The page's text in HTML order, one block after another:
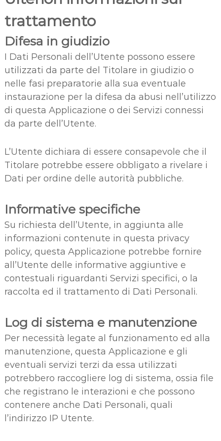
trattamento
Difesa in giudizio
I Dati Personali dell’Utente possono essere
utilizzati da parte del Titolare in giudizio o
nelle fasi preparatorie alla sua eventuale
instaurazione per la difesa da abusi nell’utilizzo
di questa Applicazione o dei Servizi connessi
da parte dell’Utente.
L’Utente dichiara di essere consapevole che il
Titolare potrebbe essere obbligato a rivelare i
Dati per ordine delle autorità pubbliche.
Informative specifiche
Su richiesta dell’Utente, in aggiunta alle
informazioni contenute in questa privacy
policy, questa Applicazione potrebbe fornire
all’Utente delle informative aggiuntive e
contestuali riguardanti Servizi specifici, o la
raccolta ed il trattamento di Dati Personali.
Log di sistema e manutenzione
Per necessità legate al funzionamento ed alla
manutenzione, questa Applicazione e gli
eventuali servizi terzi da essa utilizzati
potrebbero raccogliere log di sistema, ossia file
che registrano le interazioni e che possono
contenere anche Dati Personali, quali
l’indirizzo IP Utente.